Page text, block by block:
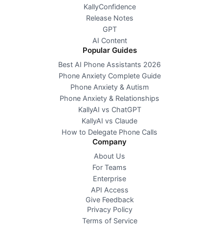
KallyConfidence
Release Notes
GPT
AI Content
Popular Guides
Best AI Phone Assistants 2026
Phone Anxiety Complete Guide
Phone Anxiety & Autism
Phone Anxiety & Relationships
KallyAI vs ChatGPT
KallyAI vs Claude
How to Delegate Phone Calls
Company
About Us
For Teams
Enterprise
API Access
Give Feedback
Privacy Policy
Terms of Service